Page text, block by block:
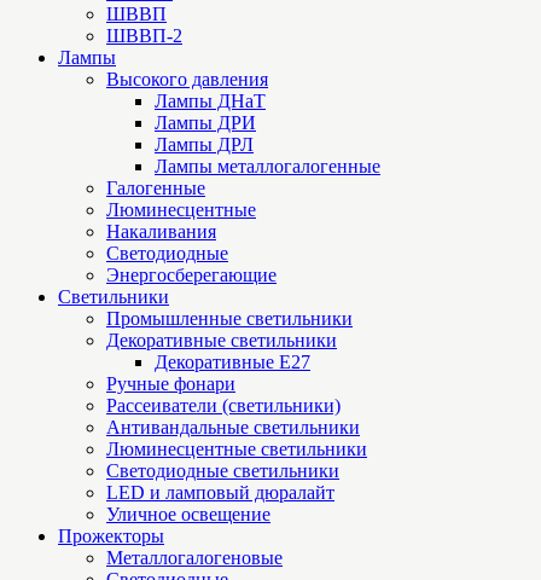
ШВВП
ШВВП-2
Лампы
Высокого давления
Лампы ДНаТ
Лампы ДРИ
Лампы ДРЛ
Лампы металлогалогенные
Галогенные
Люминесцентные
Накаливания
Светодиодные
Энергосберегающие
Светильники
Промышленные светильники
Декоративные светильники
Декоративные Е27
Ручные фонари
Рассеиватели (светильники)
Антивандальные светильники
Люминесцентные светильники
Cветодиодные светильники
LED и ламповый дюралайт
Уличное освещение
Прожекторы
Металлогалогеновые